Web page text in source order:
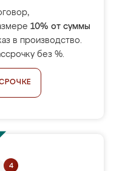
10% от суммы
в производство.
без %.